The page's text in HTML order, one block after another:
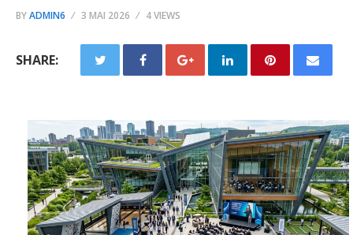
BYADMIN6 3 MAI 2026 4 VIEWS
SHARE: